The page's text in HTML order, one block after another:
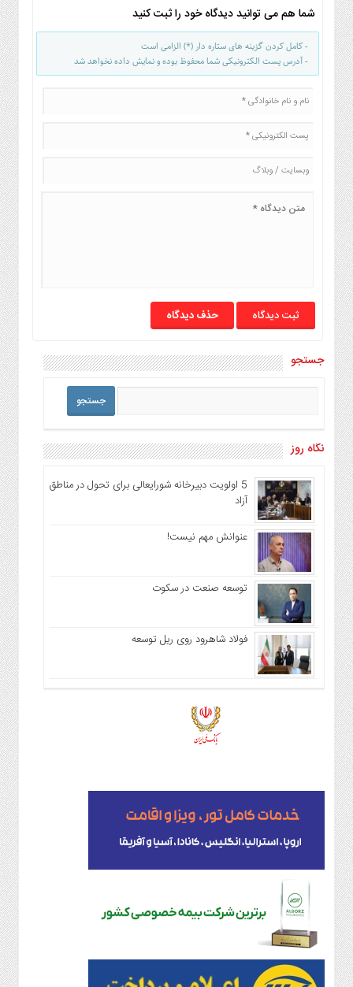
و
صنایع
غذایی
و
بین
الملل
روز
شما هم می توانید دیدگاه خود را ثبت کنید
- کامل کردن گزینه های ستاره دار (*) الزامی است
- آدرس پست الکترونیکی شما محفوظ بوده و نمایش داده نخواهد شد
حذف دیدگاه
جستجو
نگاه روز
5 اولویت دبیرخانه شورایعالی برای تحول در مناطق
آزاد
عنوانش مهم نیست!
توسعه صنعت در سکوت
فولاد شاهرود روی ریل توسعه